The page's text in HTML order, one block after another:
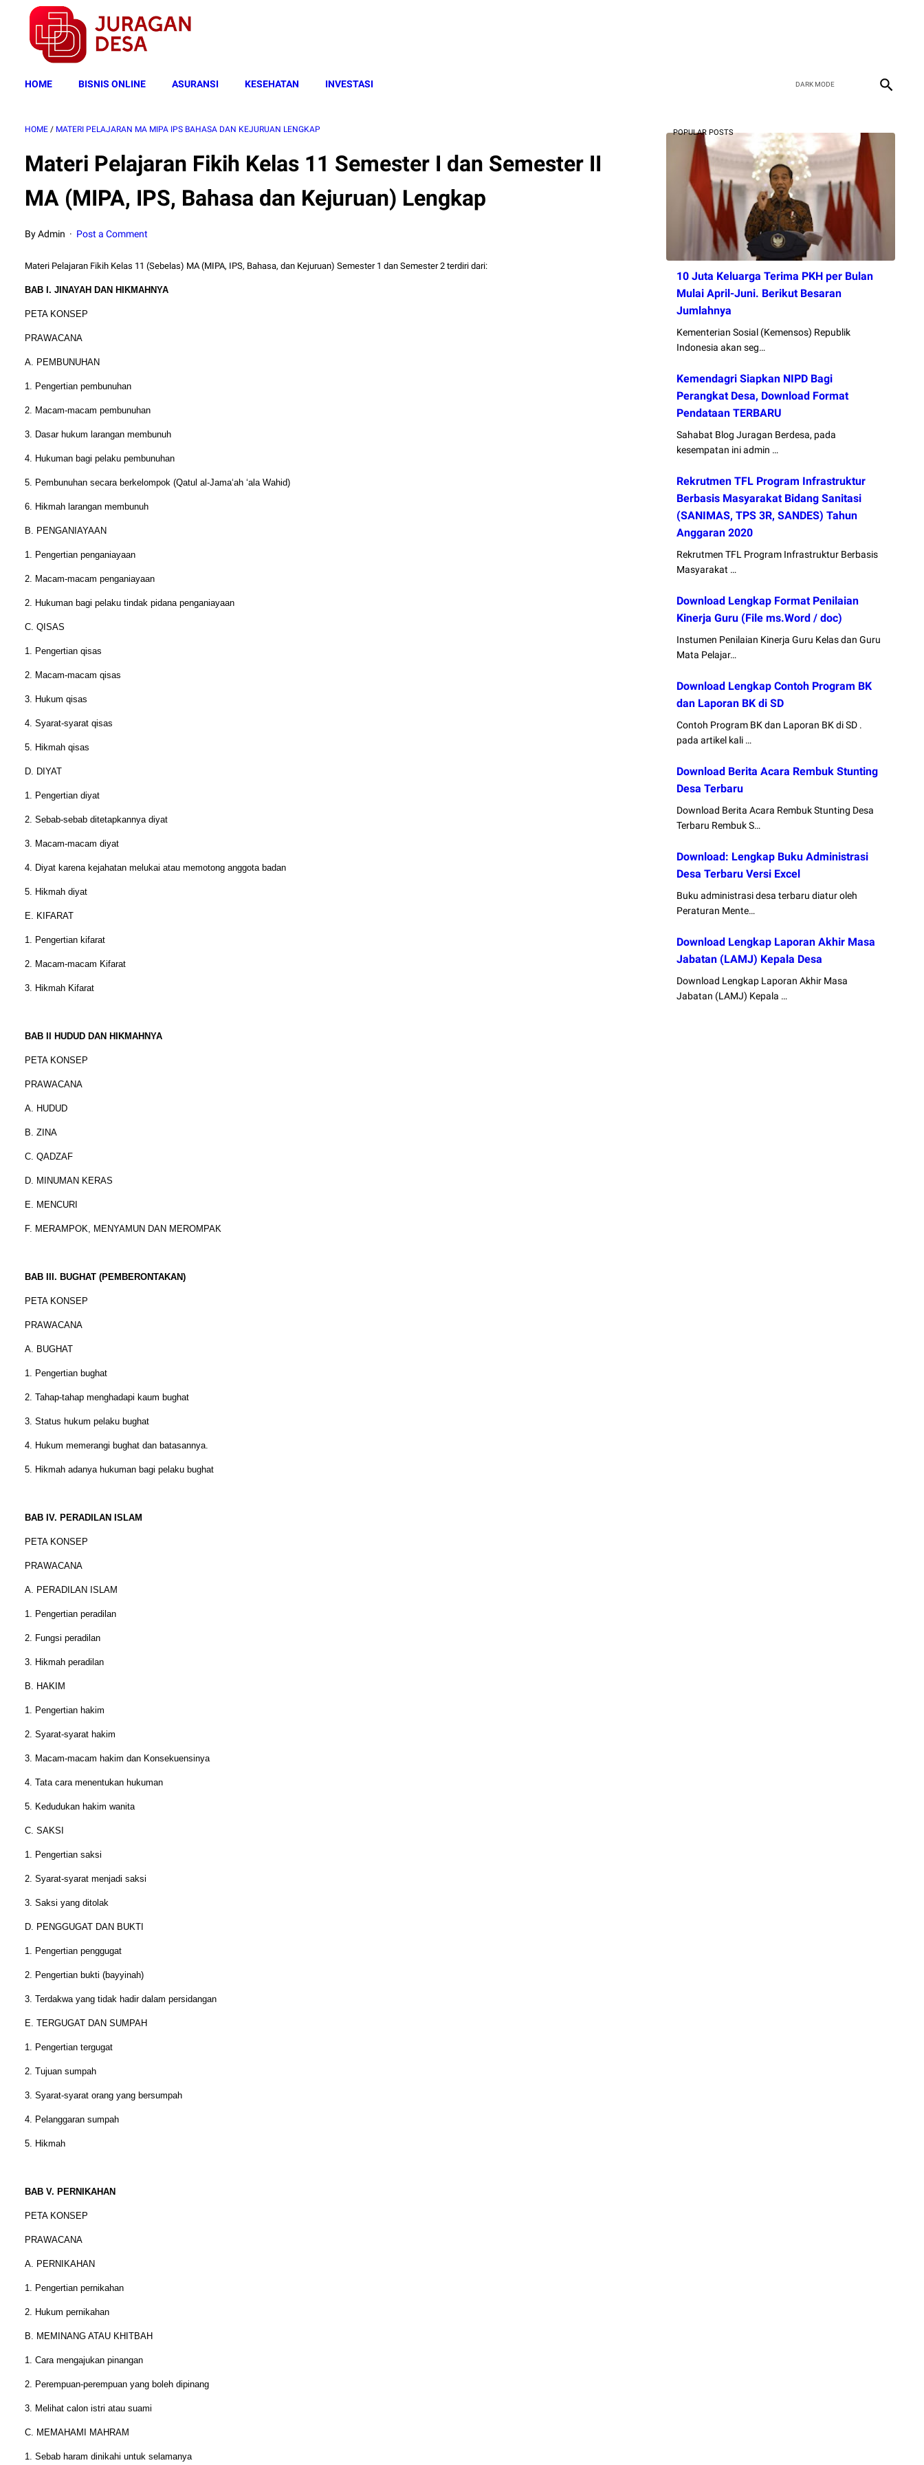
HOME BISNIS ONLINE ASURANSI KESEHATAN INVESTASI
HOME / MATERI PELAJARAN MA MIPA IPS BAHASA DAN KEJURUAN LENGKAP
Materi Pelajaran Fikih Kelas 11 Semester I dan Semester II
MA (MIPA, IPS, Bahasa dan Kejuruan) Lengkap
By Admin Post a Comment
Materi Pelajaran Fikih Kelas 11 (Sebelas) MA (MIPA, IPS, Bahasa, dan Kejuruan) Semester 1 dan Semester 2 terdiri dari:
BAB I. JINAYAH DAN HIKMAHNYA
PETA KONSEP
PRAWACANA
A. PEMBUNUHAN
1. Pengertian pembunuhan
2. Macam-macam pembunuhan
3. Dasar hukum larangan membunuh
4. Hukuman bagi pelaku pembunuhan
5. Pembunuhan secara berkelompok (Qatul al-Jama‘ah ‘ala Wahid)
6. Hikmah larangan membunuh
B. PENGANIAYAAN
1. Pengertian penganiayaan
2. Macam-macam penganiayaan
2. Hukuman bagi pelaku tindak pidana penganiayaan
C. QISAS
1. Pengertian qisas
2. Macam-macam qisas
3. Hukum qisas
4. Syarat-syarat qisas
5. Hikmah qisas
D. DIYAT
1. Pengertian diyat
2. Sebab-sebab ditetapkannya diyat
3. Macam-macam diyat
4. Diyat karena kejahatan melukai atau memotong anggota badan
5. Hikmah diyat
E. KIFARAT
1. Pengertian kifarat
2. Macam-macam Kifarat
3. Hikmah Kifarat
BAB II HUDUD DAN HIKMAHNYA
PETA KONSEP
PRAWACANA
A. HUDUD
B. ZINA
C. QADZAF
D. MINUMAN KERAS
E. MENCURI
F. MERAMPOK, MENYAMUN DAN MEROMPAK
BAB III. BUGHAT (PEMBERONTAKAN)
PETA KONSEP
PRAWACANA
A. BUGHAT
1. Pengertian bughat
2. Tahap-tahap menghadapi kaum bughat
3. Status hukum pelaku bughat
4. Hukum memerangi bughat dan batasannya.
5. Hikmah adanya hukuman bagi pelaku bughat
BAB IV. PERADILAN ISLAM
PETA KONSEP
PRAWACANA
A. PERADILAN ISLAM
1. Pengertian peradilan
2. Fungsi peradilan
3. Hikmah peradilan
B. HAKIM
1. Pengertian hakim
2. Syarat-syarat hakim
3. Macam-macam hakim dan Konsekuensinya
4. Tata cara menentukan hukuman
5. Kedudukan hakim wanita
C. SAKSI
1. Pengertian saksi
2. Syarat-syarat menjadi saksi
3. Saksi yang ditolak
D. PENGGUGAT DAN BUKTI
1. Pengertian penggugat
2. Pengertian bukti (bayyinah)
3. Terdakwa yang tidak hadir dalam persidangan
E. TERGUGAT DAN SUMPAH
1. Pengertian tergugat
2. Tujuan sumpah
3. Syarat-syarat orang yang bersumpah
4. Pelanggaran sumpah
5. Hikmah
BAB V. PERNIKAHAN
PETA KONSEP
PRAWACANA
A. PERNIKAHAN
1. Pengertian pernikahan
2. Hukum pernikahan
B. MEMINANG ATAU KHITBAH
1. Cara mengajukan pinangan
2. Perempuan-perempuan yang boleh dipinang
3. Melihat calon istri atau suami
C. MEMAHAMI MAHRAM
1. Sebab haram dinikahi untuk selamanya
POPULAR POSTS
10 Juta Keluarga Terima PKH per Bulan
Mulai April-Juni. Berikut Besaran
Jumlahnya
Kementerian Sosial (Kemensos) Republik
Indonesia akan seg…
Kemendagri Siapkan NIPD Bagi
Perangkat Desa, Download Format
Pendataan TERBARU
Sahabat Blog Juragan Berdesa, pada
kesempatan ini admin …
Rekrutmen TFL Program Infrastruktur
Berbasis Masyarakat Bidang Sanitasi
(SANIMAS, TPS 3R, SANDES) Tahun
Anggaran 2020
Rekrutmen TFL Program Infrastruktur Berbasis
Masyarakat …
Download Lengkap Format Penilaian
Kinerja Guru (File ms.Word / doc)
Instumen Penilaian Kinerja Guru Kelas dan Guru
Mata Pelajar…
Download Lengkap Contoh Program BK
dan Laporan BK di SD
Contoh Program BK dan Laporan BK di SD .
pada artikel kali …
Download Berita Acara Rembuk Stunting
Desa Terbaru
Download Berita Acara Rembuk Stunting Desa
Terbaru Rembuk S…
Download: Lengkap Buku Administrasi
Desa Terbaru Versi Excel
Buku administrasi desa terbaru diatur oleh
Peraturan Mente…
Download Lengkap Laporan Akhir Masa
Jabatan (LAMJ) Kepala Desa
Download Lengkap Laporan Akhir Masa
Jabatan (LAMJ) Kepala …